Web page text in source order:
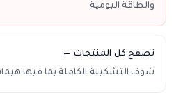
والطاقة اليومية
تصفح كل المنتجات ←
شوف التشكيلة الكاملة بما فيها